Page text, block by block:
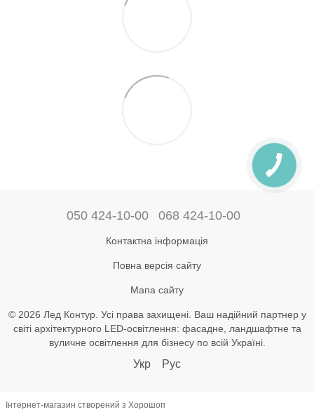
050 424-10-00 068 424-10-00
Контактна інформація
Повна версія сайту
Мапа сайту
© 2026 Лед Контур. Усі права захищені. Ваш надійний партнер у
світі архітектурного LED-освітлення: фасадне, ландшафтне та
вуличне освітлення для бізнесу по всій Україні.
Укр Рус
Інтернет-магазин створений з Хорошоп